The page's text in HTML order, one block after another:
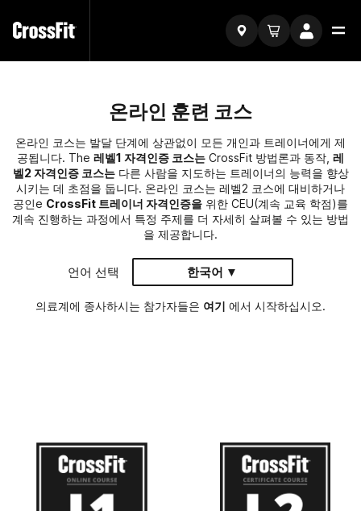
온라인 훈련 코스
온라인 코스는 발달 단계에 상관없이 모든 개인과 트레이너에게 제
공됩니다. The 레벨1 자격인증 코스는 CrossFit 방법론과 동작, 레
벨2 자격인증 코스는다른 사람을 지도하는 트레이너의 능력을 향상
시키는 데 초점을 둡니다. 온라인 코스는 레벨2 코스에 대비하거나
공인e CrossFit 트레이너 자격인증을 위한 CEU(계속 교육 학점)를
계속 진행하는 과정에서 특정 주제를 더 자세히 살펴볼 수 있는 방법
을 제공합니다.
언어 선택 한국어 ▼
의료계에 종사하시는 참가자들은 여기 에서 시작하십시오.